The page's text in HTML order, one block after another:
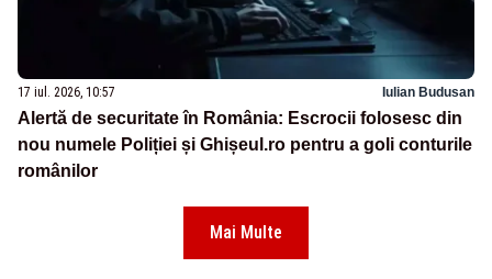
17 iul. 2026, 10:57 Iulian Budusan
Alertă de securitate în România: Escrocii folosesc din
nou numele Poliției și Ghișeul.ro pentru a goli conturile
românilor
Mai Multe